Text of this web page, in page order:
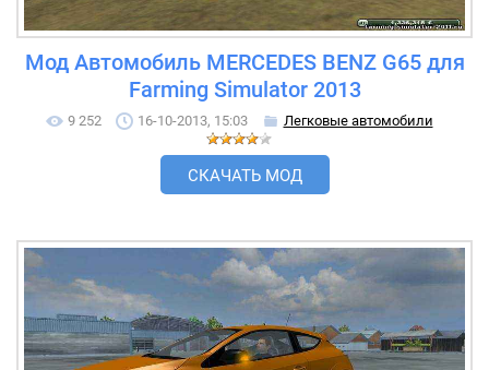
Мод Автомобиль MERCEDES BENZ G65 для
Farming Simulator 2013
9 252 16-10-2013, 15:03 Легковые автомобили
СКАЧАТЬ МОД